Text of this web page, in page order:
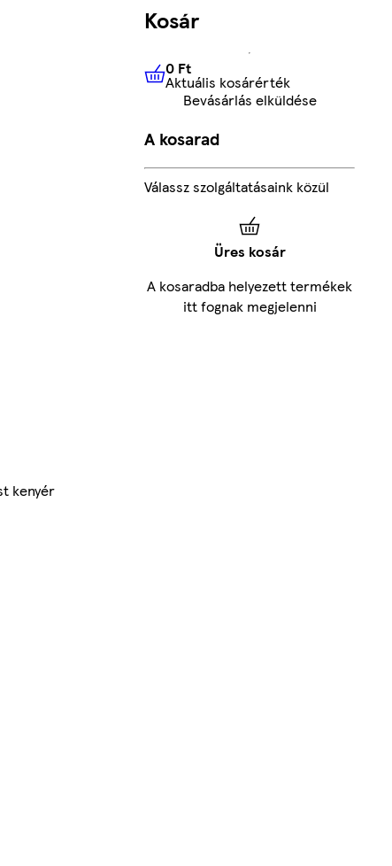
kenyér
Kosár
0 FtAktuális kosárérték
0 Ft
Aktuális kosárérték
Bevásárlás elküldése
A kosarad
Válassz szolgáltatásaink közül
Üres kosár
A kosaradba helyezett termékek
itt fognak megjelenni